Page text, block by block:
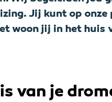
Jij kunt op onze
woon jij in het huis
van je